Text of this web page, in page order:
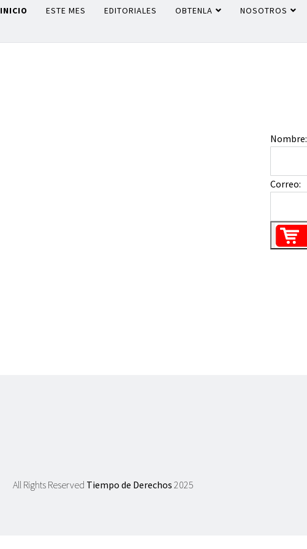
INICIO ESTE MES EDITORIALES OBTENLA NOSOTROS
Nombre:
Correo:
All Rights Reserved Tiempo de Derechos 2025